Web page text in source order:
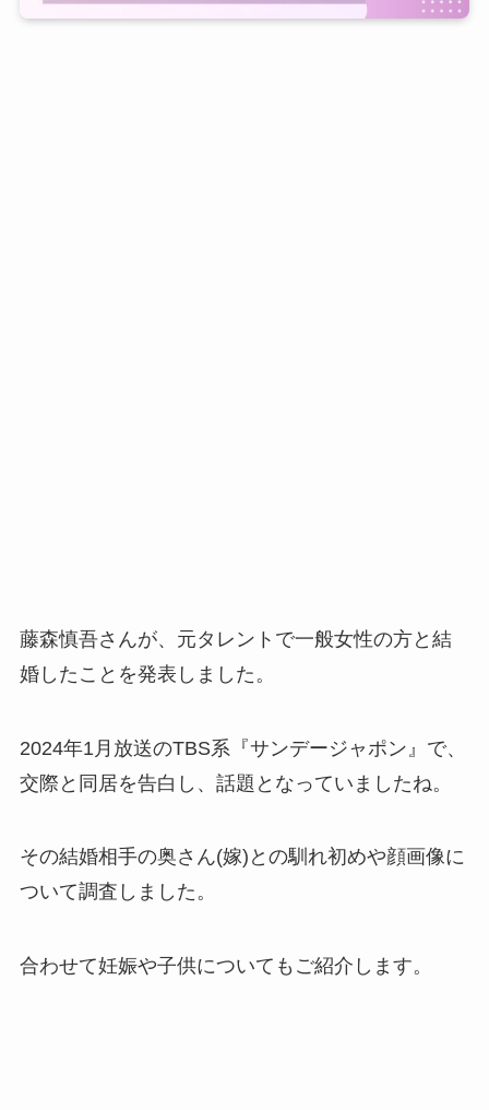
藤森慎吾さんが、元タレントで一般女性の方と結
婚したことを発表しました。
2024年1月放送のTBS系『サンデージャポン』で、
交際と同居を告白し、話題となっていましたね。
その結婚相手の奥さん(嫁)との馴れ初めや顔画像に
ついて調査しました。
合わせて妊娠や子供についてもご紹介します。